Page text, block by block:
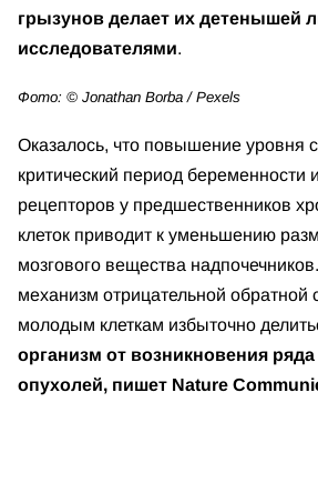
грызунов делает их детенышей
исследователями.
Фото: © Jonathan Borba / Pexels
Оказалось, что повышение уровня
критический период беременности
рецепторов у предшественников
клеток приводит к уменьшению
мозгового вещества
механизм отрицательной обратной
молодым клеткам избыточно
организм от возникновения
опухолей, пишет Nature